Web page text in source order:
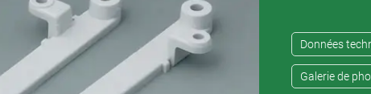
Données
Galerie de